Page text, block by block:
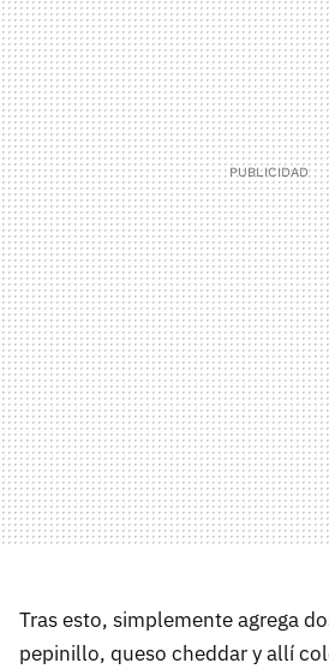
Tras esto, simplemente agrega
pepinillo, queso cheddar y allí